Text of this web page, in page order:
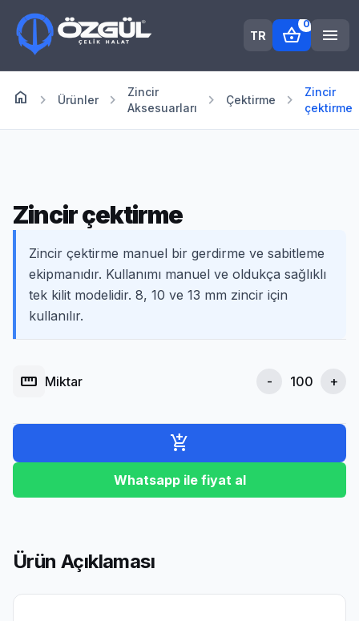
TR shopping_basket
0
menu
home Anasayfa
chevron_right Ürünler chevron_right
Zincir
Aksesuarları
chevron_right Çektirme chevron_right
Zincir
çektirme
Zincir çektirme
Zincir çektirme manuel bir gerdirme ve sabitleme
ekipmanıdır. Kullanımı manuel ve oldukça sağlıklı
tek kilit modelidir. 8, 10 ve 13 mm zincir için
kullanılır.
straighten Miktar - +
add_shopping_cart
Whatsapp ile fiyat al
Ürün Açıklaması